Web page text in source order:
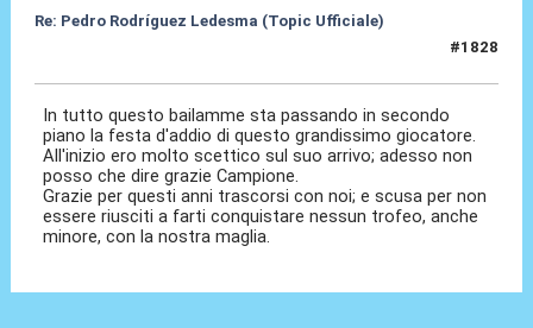
Re: Pedro Rodríguez Ledesma (Topic Ufficiale)
#1828
In tutto questo bailamme sta passando in secondo
piano la festa d'addio di questo grandissimo giocatore.
All'inizio ero molto scettico sul suo arrivo; adesso non
posso che dire grazie Campione.
Grazie per questi anni trascorsi con noi; e scusa per non
essere riusciti a farti conquistare nessun trofeo, anche
minore, con la nostra maglia.